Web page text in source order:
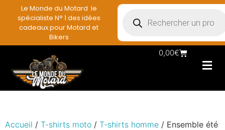
Le Monde du Motard le
spécialiste N° 1 des idées
cadeaux pour Motard et
Bikers
0,00€
Accueil / T-shirts moto / T-shirts homme / Ensemble été